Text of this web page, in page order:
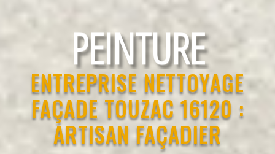
RAVALEMENT
ENTREPRISE NETTOYAGE
FAÇADE TOUZAC 16120 :
ARTISAN FAÇADIER